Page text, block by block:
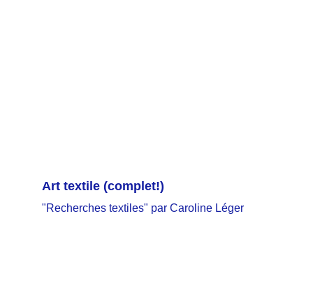
Art textile (complet!)
"Recherches textiles" par Caroline Léger